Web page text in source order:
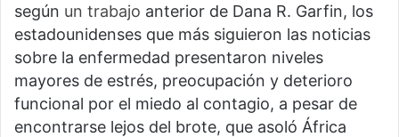
según un trabajo anterior de Dana R. Garfin, los
estadounidenses que más siguieron las noticias
sobre la enfermedad presentaron niveles
mayores de estrés, preocupación y deterioro
funcional por el miedo al contagio, a pesar de
encontrarse lejos del brote, que asoló África